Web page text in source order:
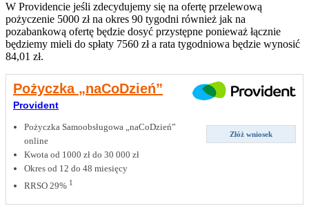
W Providencie jeśli zdecydujemy się na ofertę przelewową
pożyczenie 5000 zł na okres 90 tygodni również jak na
pozabankową ofertę będzie dosyć przystępne ponieważ łącznie
będziemy mieli do spłaty 7560 zł a rata tygodniowa będzie wynosić
84,01 zł.
Pożyczka „naCoDzień”
Provident
Złóż wniosek
Pożyczka Samoobsługowa „naCoDzień”
online
Kwota od 1000 zł do 30 000 zł
Okres od 12 do 48 miesięcy
RRSO 29% 1